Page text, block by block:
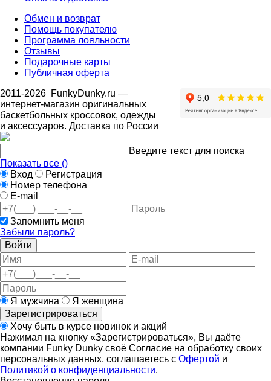
Обмен и возврат
Помощь покупателю
Программа лояльности
Отзывы
Подарочные карты
Публичная оферта
2011-2026 FunkyDunky.ru —
интернет-магазин оригинальных
баскетбольных кроссовок, одежды
и аксессуаров. Доставка по России
Введите текст для поиска
Показать все ()
Вход
Регистрация
Номер телефона
E-mail
Запомнить меня
Забыли пароль?
Войти
Я мужчина
Я женщина
Зарегистрироваться
Хочу быть в курсе новинок и акций
Нажимая на кнопку «Зарегистрироваться», Вы даёте
компании Funky Dunky своё Согласие на обработку своих
персональных данных, соглашаетесь с Офертой и
Политикой о конфиденциальности.